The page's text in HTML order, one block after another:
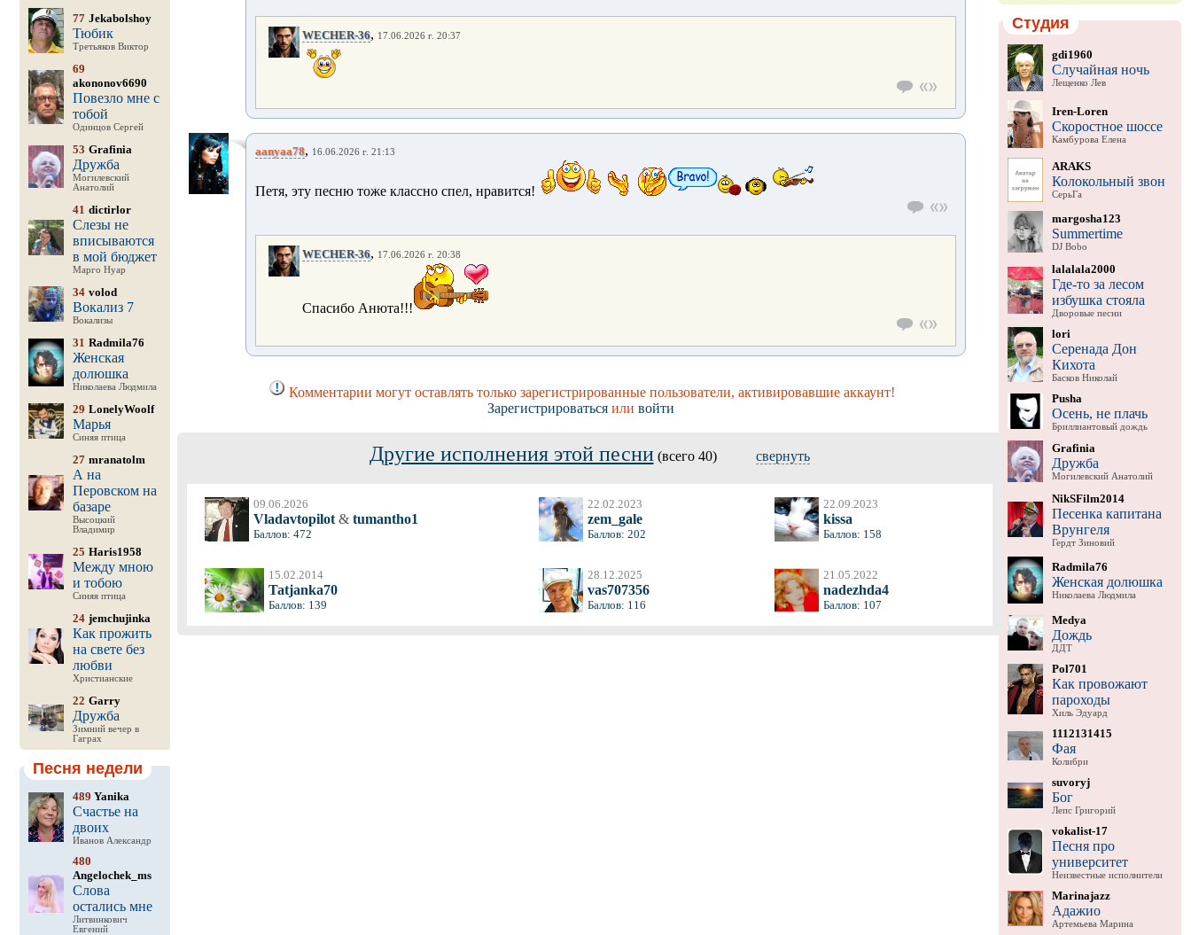
77 Jekabolshoy
Тюбик
Третьяков Виктор
69
akononov6690
Повезло мне с
тобой
Одинцов Сергей
53 Grafinia
Дружба
Могилевский
Анатолий
41 dictirlor
Слезы не
вписываются
в мой бюджет
Марго Нуар
34 volod
Вокализ 7
Вокализы
31 Radmila76
Женская
долюшка
Николаева Людмила
29 LonelyWoolf
Марья
Синяя птица
27 mranatolm
А на
Перовском на
базаре
Высоцкий
Владимир
25 Haris1958
Между мною
и тобою
Синяя птица
24 jemchujinka
Как прожить
на свете без
любви
Христианские
22 Garry
Дружба
Зимний вечер в
Гаграх
Песня недели
489 Yanika
Счастье на
двоих
Иванов Александр
480
Angelochek_ms
Слова
остались мне
Литвинкович
Евгений
WECHER-36, 17.06.2026 г. 20:37
aanyaa78, 16.06.2026 г. 21:13
Петя, эту песню тоже классно спел, нравится!
WECHER-36, 17.06.2026 г. 20:38
Спасибо Анюта!!!
Комментарии могут оставлять только зарегистрированные пользователи, активировавшие аккаунт!
Зарегистрироватьсяили войти
Другие исполнения этой песни(всего 40) свернуть
09.06.2026
Vladavtopilot &tumantho1
Баллов: 472
22.02.2023
zem_gale
Баллов: 202
22.09.2023
kissa
Баллов: 158
15.02.2014
Tatjanka70
Баллов: 139
28.12.2025
vas707356
Баллов: 116
21.05.2022
nadezhda4
Баллов: 107
Студия
gdi1960
Случайная ночь
Лещенко Лев
Iren-Loren
Скоростное шоссе
Камбурова Елена
ARAKS
Колокольный звон
СерьГа
margosha123
Summertime
DJ Bobo
lalalala2000
Где-то за лесом
избушка стояла
Дворовые песни
lori
Серенада Дон
Кихота
Басков Николай
Pusha
Осень, не плачь
Бриллиантовый дождь
Grafinia
Дружба
Могилевский Анатолий
NikSFilm2014
Песенка капитана
Врунгеля
Гердт Зиновий
Radmila76
Женская долюшка
Николаева Людмила
Medya
Дождь
ДДТ
Pol701
Как провожают
пароходы
Хиль Эдуард
1112131415
Фая
Колибри
suvoryj
Бог
Лепс Григорий
vokalist-17
Песня про
университет
Неизвестные исполнители
Marinajazz
Адажио
Артемьева Марина